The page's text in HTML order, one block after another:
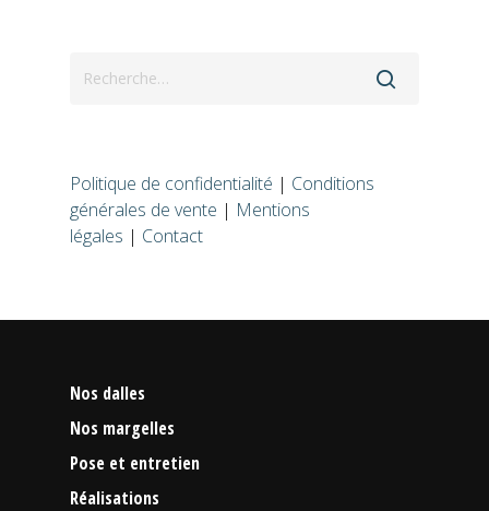
Politique de confidentialité | Conditions
générales de vente | Mentions
légales | Contact
Nos dalles
Nos margelles
Pose et entretien
Réalisations